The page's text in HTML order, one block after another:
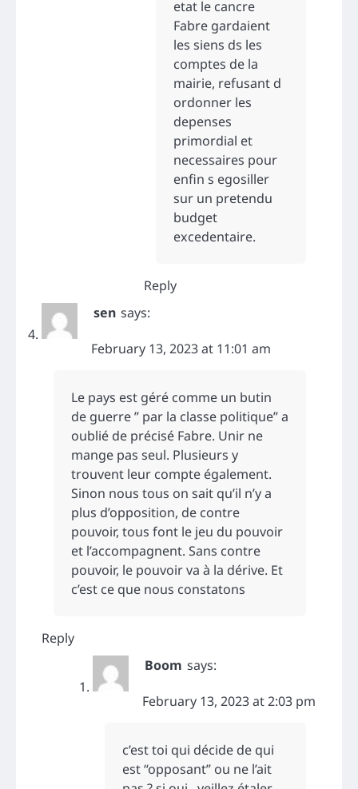
etat le cancre
Fabre gardaient
les siens ds les
comptes de la
mairie, refusant d
ordonner les
depenses
primordial et
necessaires pour
enfin s egosiller
sur un pretendu
budget
excedentaire.
Reply
sen says:
February 13, 2023 at 11:01 am
Le pays est géré comme un butin
de guerre ” par la classe politique” a
oublié de précisé Fabre. Unir ne
mange pas seul. Plusieurs y
trouvent leur compte également.
Sinon nous tous on sait qu’il n’y a
plus d’opposition, de contre
pouvoir, tous font le jeu du pouvoir
et l’accompagnent. Sans contre
pouvoir, le pouvoir va à la dérive. Et
c’est ce que nous constatons
Reply
Boom says:
February 13, 2023 at 2:03 pm
c’est toi qui décide de qui
est “opposant” ou ne l’ait